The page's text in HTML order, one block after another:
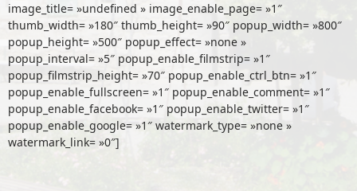
image_title= »undefined » image_enable_page= »1″
thumb_width= »180″ thumb_height= »90″ popup_width= »800″
popup_height= »500″ popup_effect= »none »
popup_interval= »5″ popup_enable_filmstrip= »1″
popup_filmstrip_height= »70″ popup_enable_ctrl_btn= »1″
popup_enable_fullscreen= »1″ popup_enable_comment= »1″
popup_enable_facebook= »1″ popup_enable_twitter= »1″
popup_enable_google= »1″ watermark_type= »none »
watermark_link= »0″]